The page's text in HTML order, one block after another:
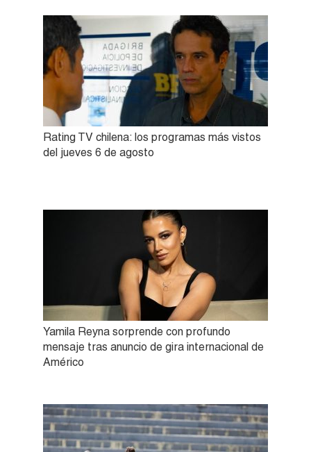
Rating TV chilena: los programas más vistos
del jueves 6 de agosto
Yamila Reyna sorprende con profundo
mensaje tras anuncio de gira internacional de
Américo